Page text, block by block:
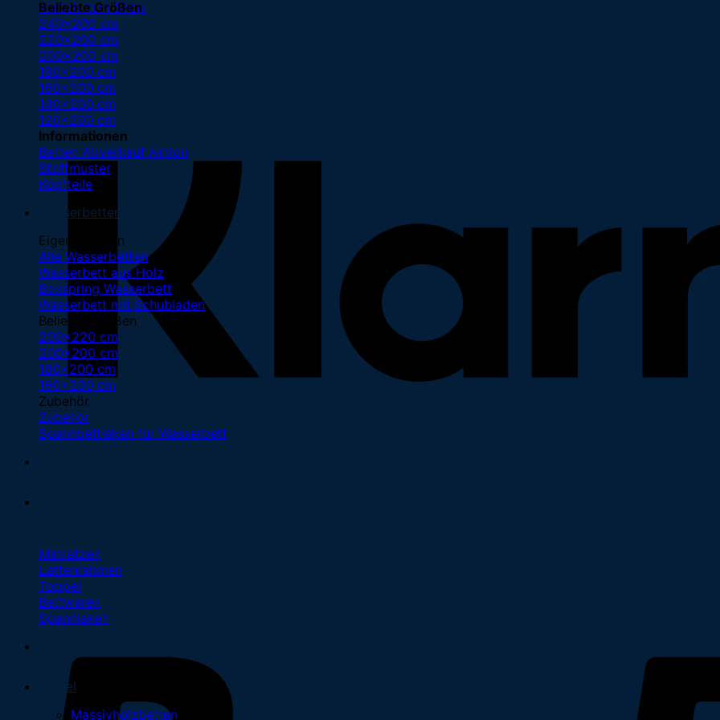
Zurück zum Shop
Beliebte Größen
240x200 cm
220x200 cm
200x200 cm
180x200 cm
160x200 cm
140x200 cm
120x200 cm
Informationen
Betten Abverkauf
Stoffmuster
Kopfteile
Wasserbetten
Eigenschaften
Alle Wasserbetten
Wasserbett aus Holz
Boxspring Wasserbett
Wasserbett mit Schubladen
Beliebte Größen
200x220 cm
200x200 cm
180x200 cm
160x200 cm
Zubehör
Zubehör
Spannbettlaken für Wasserbett
Matratzen
Lattenrahmen
Topper
Bettwaren
Spannlaken
Möbel
Massivholzbetten